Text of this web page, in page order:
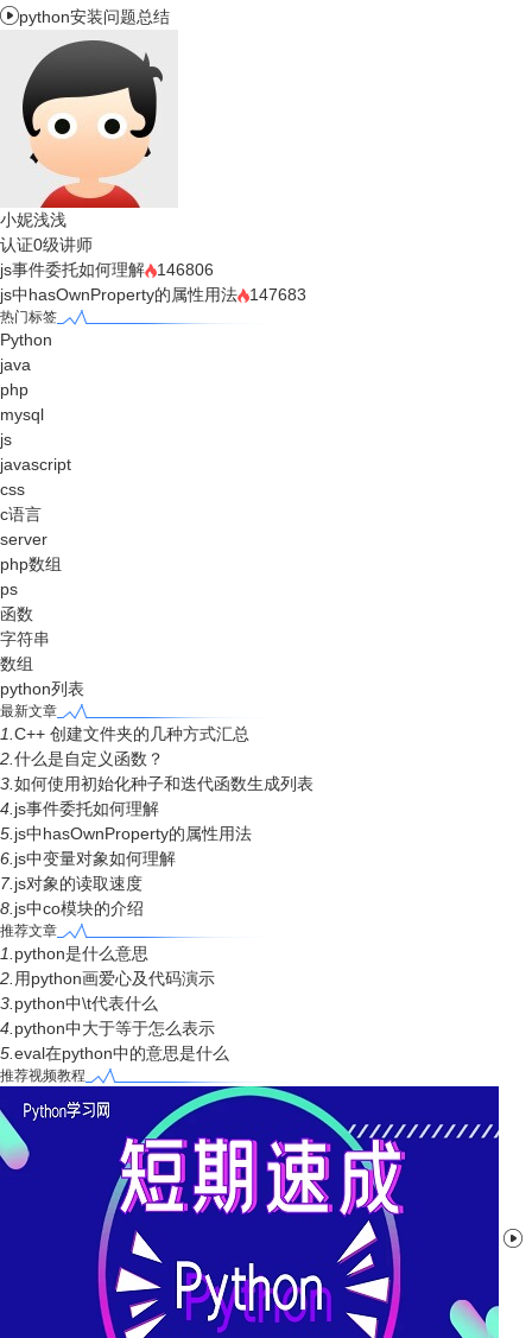
python安装问题总结
小妮浅浅
认证0级讲师
js事件委托如何理解
146806
js中hasOwnProperty的属性用法
147683
热门标签
Python
java
php
mysql
js
javascript
css
c语言
server
php数组
ps
函数
字符串
数组
python列表
最新文章
1. C++ 创建文件夹的几种方式汇总
2. 什么是自定义函数？
3. 如何使用初始化种子和迭代函数生成列表
4. js事件委托如何理解
5. js中hasOwnProperty的属性用法
6. js中变量对象如何理解
7. js对象的读取速度
8. js中co模块的介绍
推荐文章
1. python是什么意思
2. 用python画爱心及代码演示
3. python中\t代表什么
4. python中大于等于怎么表示
5. eval在python中的意思是什么
推荐视频教程
